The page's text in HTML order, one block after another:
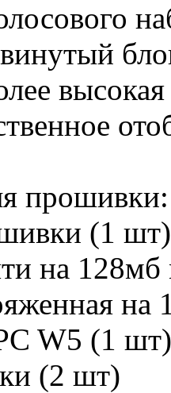
высокая
прошивки:
(1 шт)
на
W5 (1 шт)
(2 шт)